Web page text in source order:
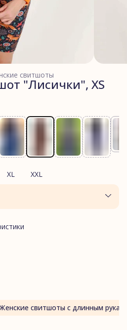
свитшоты
"Лисички", XS
XL XXL
свитшоты с длинным